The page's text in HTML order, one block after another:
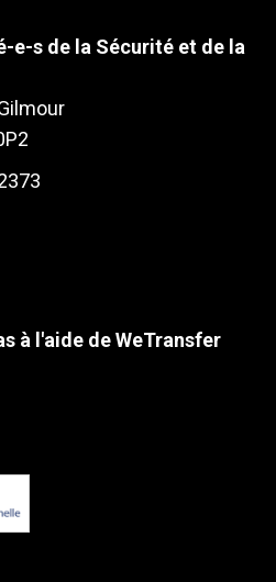
e-s de la Sécurité et de la
à l'aide de WeTransfer